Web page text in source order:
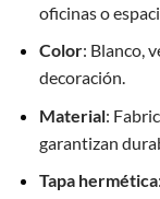
oficinas o
Color: Blanco,
decoración.
Material:
garantizan
Tapa hermética